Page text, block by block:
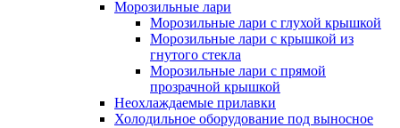
Морозильные лари
Морозильные лари с глухой крышкой
Морозильные лари с крышкой из
гнутого стекла
Морозильные лари с прямой
прозрачной крышкой
Неохлаждаемые прилавки
Холодильное оборудование под выносное